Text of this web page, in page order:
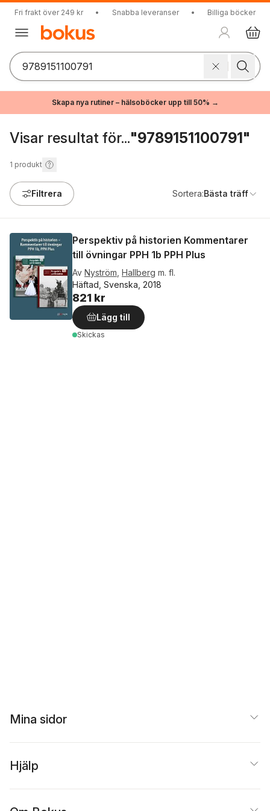
Fri frakt över 249 kr • Snabba leveranser • Billiga böcker
Skapa nya rutiner – hälsoböcker upp till 50% →
Visar resultat för..."9789151100791"
1 produkt
Filtrera Sortera:Bästa träff
Perspektiv på historien Kommentarer
till övningar PPH 1b PPH Plus
Av Nyström Hallberg m. fl.
Häftad, Svenska, 2018
821 kr
Lägg till
Skickas
Mina sidor
Hjälp